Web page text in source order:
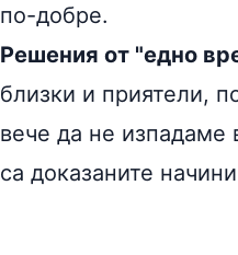
по-добре.
Решения от "едно
близки и приятели,
вече да не изпадаме
са доказаните